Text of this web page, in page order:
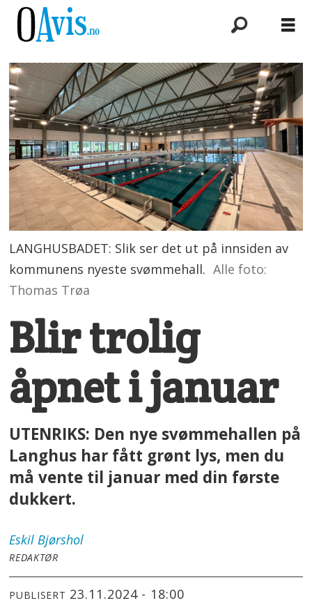
LANGHUSBADET: Slik ser det ut på innsiden av
kommunens nyeste svømmehall. Alle foto:
Thomas Trøa
Blir trolig
åpnet i januar
UTENRIKS: Den nye svømmehallen på
Langhus har fått grønt lys, men du
må vente til januar med din første
dukkert.
Eskil Bjørshol
REDAKTØR
PUBLISERT 23.11.2024 - 18:00